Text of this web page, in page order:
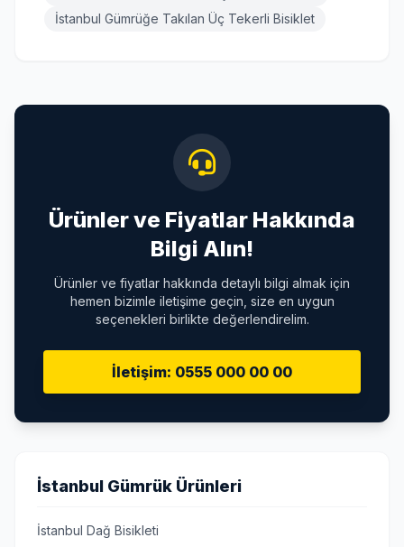
İstanbul Gümrüğe Takılan Üç Tekerli Bisiklet
Ürünler ve Fiyatlar Hakkında
Bilgi Alın!
Ürünler ve fiyatlar hakkında detaylı bilgi almak için
hemen bizimle iletişime geçin, size en uygun
seçenekleri birlikte değerlendirelim.
İletişim: 0555 000 00 00
İstanbul Gümrük Ürünleri
İstanbul Dağ Bisikleti